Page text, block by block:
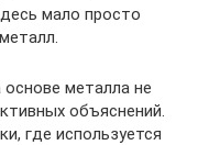
мало просто
металла не
объяснений.
где используется